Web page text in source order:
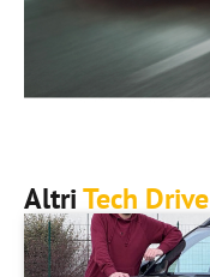
AltriTech Drive